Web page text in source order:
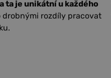
ta je unikátní u každého
drobnými rozdíly pracovat